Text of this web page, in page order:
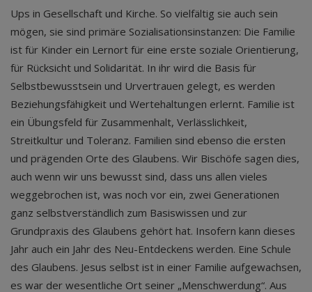
Ups in Gesellschaft und Kirche. So vielfältig sie auch sein
mögen, sie sind primäre Sozialisationsinstanzen: Die Familie
ist für Kinder ein Lernort für eine erste soziale Orientierung,
für Rücksicht und Solidarität. In ihr wird die Basis für
Selbstbewusstsein und Urvertrauen gelegt, es werden
Beziehungsfähigkeit und Wertehaltungen erlernt. Familie ist
ein Übungsfeld für Zusammenhalt, Verlässlichkeit,
Streitkultur und Toleranz. Familien sind ebenso die ersten
und prägenden Orte des Glaubens. Wir Bischöfe sagen dies,
auch wenn wir uns bewusst sind, dass uns allen vieles
weggebrochen ist, was noch vor ein, zwei Generationen
ganz selbstverständlich zum Basiswissen und zur
Grundpraxis des Glaubens gehört hat. Insofern kann dieses
Jahr auch ein Jahr des Neu-Entdeckens werden. Eine Schule
des Glaubens. Jesus selbst ist in einer Familie aufgewachsen,
es war der wesentliche Ort seiner „Menschwerdung“. Aus